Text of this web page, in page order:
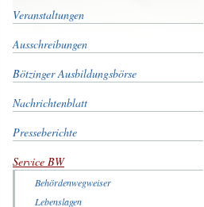
Veranstaltungen
Ausschreibungen
Bötzinger Ausbildungsbörse
Nachrichtenblatt
Presseberichte
Service BW
Behördenwegweiser
Lebenslagen